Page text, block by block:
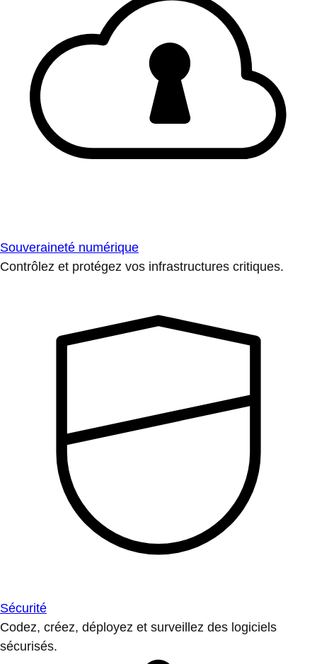
Souveraineté numérique
Contrôlez et protégez vos infrastructures critiques.
Sécurité
Codez, créez, déployez et surveillez des logiciels
sécurisés.